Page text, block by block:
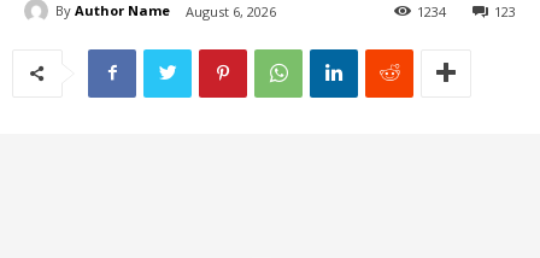
By Author Name August 6, 2026 123
1234